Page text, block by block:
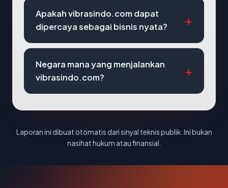
Apakah vibrasindo.com dapat
dipercaya sebagai bisnis nyata?
Negara mana yang menjalankan
vibrasindo.com?
Laporan ini dibuat otomatis dari sinyal teknis publik. Ini bukan
nasihat hukum atau finansial.